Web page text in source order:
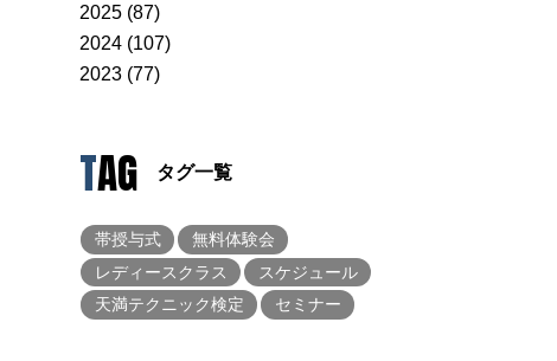
2025 (87)
2024 (107)
2023 (77)
TAG タグ一覧
帯授与式
無料体験会
レディースクラス
スケジュール
天満テクニック検定
セミナー